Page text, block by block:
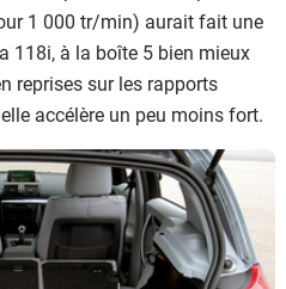
1 000 tr/min) aurait fait une
118i, à la boîte 5 bien mieux
reprises sur les rapports
accélère un peu moins fort.